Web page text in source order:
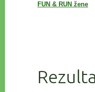
FUN & RUN žene